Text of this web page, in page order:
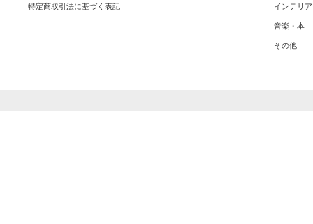
特定商取引法に基づく表記 インテリア
音楽・本
その他